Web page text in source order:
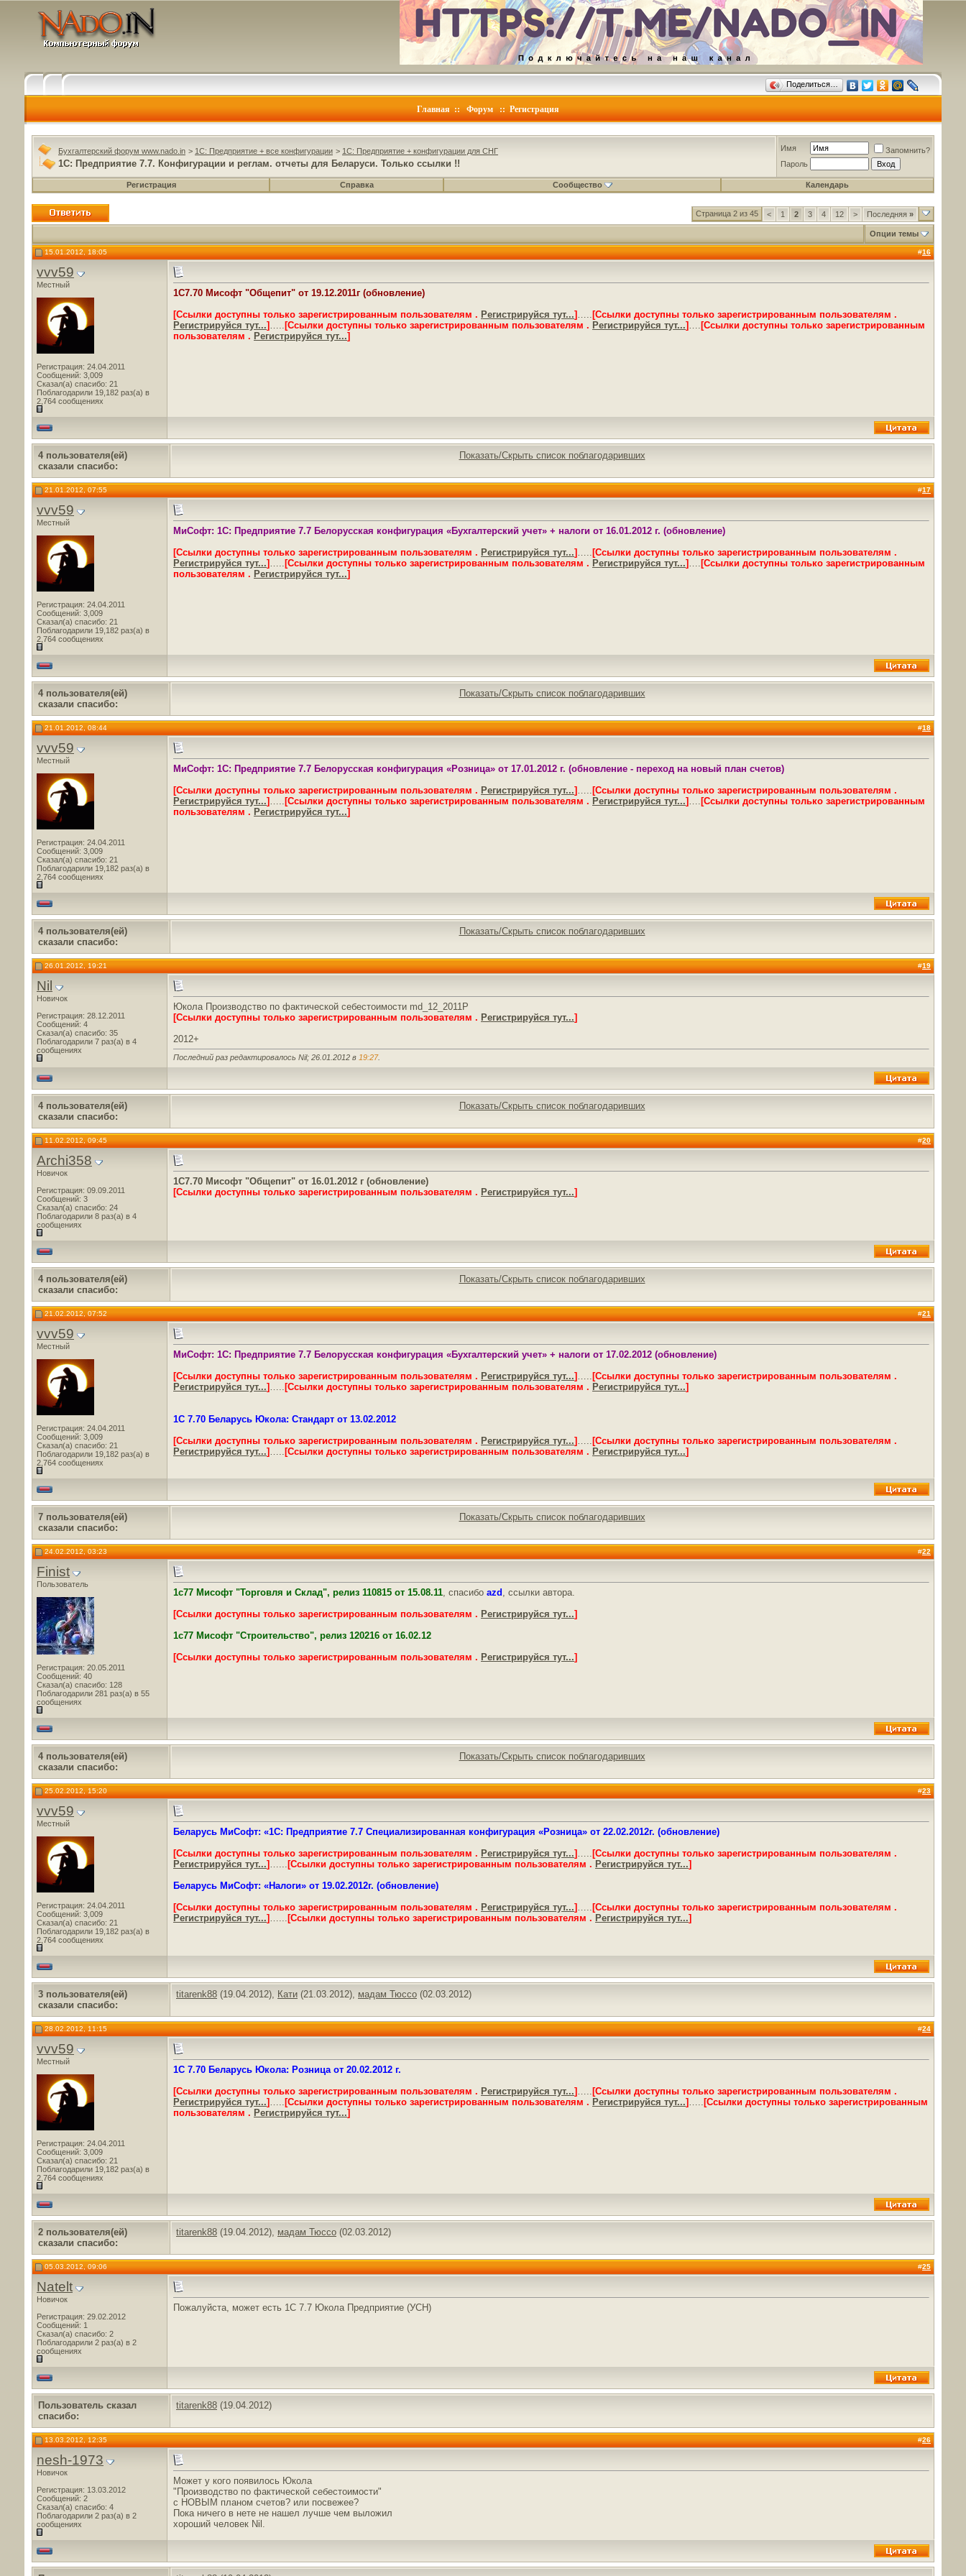
Поделиться…
Главная :: Форум:: Регистрация
Бухгалтерский форум www.nado.in > 1C: Предприятие + все конфигурации > 1C: Предприятие + конфигурации для СНГ
1С: Предприятие 7.7. Конфигурации и реглам. отчеты для Беларуси. Только ссылки !!
Имя
Запомнить?
Пароль
Регистрация Справка Сообщество Календарь
Страница 2 из 45 < 1 2 3 4 12 > Последняя »
Опции темы
15.01.2012, 18:05 #16
vvv59
Местный
Регистрация: 24.04.2011
Сообщений: 3,009
Сказал(а) спасибо: 21
Поблагодарили 19,182 раз(а) в
2,764 сообщениях
1C7.70 Мисофт "Общепит" от 19.12.2011г (обновление)
[Ссылки доступны только зарегистрированным пользователям . Регистрируйся тут...] ….. [Ссылки доступны только зарегистрированным пользователям .
Регистрируйся тут...] ….. [Ссылки доступны только зарегистрированным пользователям . Регистрируйся тут...] …. [Ссылки доступны только зарегистрированным
пользователям . Регистрируйся тут...]
4 пользователя(ей)
сказали cпасибо:
Показать/Скрыть список поблагодаривших
21.01.2012, 07:55 #17
vvv59
Местный
Регистрация: 24.04.2011
Сообщений: 3,009
Сказал(а) спасибо: 21
Поблагодарили 19,182 раз(а) в
2,764 сообщениях
МиСофт: 1С: Предприятие 7.7 Белорусская конфигурация «Бухгалтерский учет» + налоги от 16.01.2012 г. (обновление)
[Ссылки доступны только зарегистрированным пользователям . Регистрируйся тут...] ….. [Ссылки доступны только зарегистрированным пользователям .
Регистрируйся тут...] ….. [Ссылки доступны только зарегистрированным пользователям . Регистрируйся тут...] …. [Ссылки доступны только зарегистрированным
пользователям . Регистрируйся тут...]
4 пользователя(ей)
сказали cпасибо:
Показать/Скрыть список поблагодаривших
21.01.2012, 08:44 #18
vvv59
Местный
Регистрация: 24.04.2011
Сообщений: 3,009
Сказал(а) спасибо: 21
Поблагодарили 19,182 раз(а) в
2,764 сообщениях
МиСофт: 1С: Предприятие 7.7 Белорусская конфигурация «Розница» от 17.01.2012 г. (обновление - переход на новый план счетов)
[Ссылки доступны только зарегистрированным пользователям . Регистрируйся тут...] ….. [Ссылки доступны только зарегистрированным пользователям .
Регистрируйся тут...] ….. [Ссылки доступны только зарегистрированным пользователям . Регистрируйся тут...] …. [Ссылки доступны только зарегистрированным
пользователям . Регистрируйся тут...]
4 пользователя(ей)
сказали cпасибо:
Показать/Скрыть список поблагодаривших
26.01.2012, 19:21 #19
Nil
Новичок
Регистрация: 28.12.2011
Сообщений: 4
Сказал(а) спасибо: 35
Поблагодарили 7 раз(а) в 4
сообщениях
Юкола Производство по фактической себестоимости md_12_2011P
[Ссылки доступны только зарегистрированным пользователям . Регистрируйся тут...]
2012+
Последний раз редактировалось Nil; 26.01.2012 в 19:27.
4 пользователя(ей)
сказали cпасибо:
Показать/Скрыть список поблагодаривших
11.02.2012, 09:45 #20
Archi358
Новичок
Регистрация: 09.09.2011
Сообщений: 3
Сказал(а) спасибо: 24
Поблагодарили 8 раз(а) в 4
сообщениях
1C7.70 Мисофт "Общепит" от 16.01.2012 г (обновление)
[Ссылки доступны только зарегистрированным пользователям . Регистрируйся тут...]
4 пользователя(ей)
сказали cпасибо:
Показать/Скрыть список поблагодаривших
21.02.2012, 07:52 #21
vvv59
Местный
Регистрация: 24.04.2011
Сообщений: 3,009
Сказал(а) спасибо: 21
Поблагодарили 19,182 раз(а) в
2,764 сообщениях
МиСофт: 1С: Предприятие 7.7 Белорусская конфигурация «Бухгалтерский учет» + налоги от 17.02.2012 (обновление)
[Ссылки доступны только зарегистрированным пользователям . Регистрируйся тут...] ….. [Ссылки доступны только зарегистрированным пользователям .
Регистрируйся тут...] ….. [Ссылки доступны только зарегистрированным пользователям . Регистрируйся тут...]
1С 7.70 Беларусь Юкола: Стандарт от 13.02.2012
[Ссылки доступны только зарегистрированным пользователям . Регистрируйся тут...] ….. [Ссылки доступны только зарегистрированным пользователям .
Регистрируйся тут...] ….. [Ссылки доступны только зарегистрированным пользователям . Регистрируйся тут...]
7 пользователя(ей)
сказали cпасибо:
Показать/Скрыть список поблагодаривших
24.02.2012, 03:23 #22
Finist
Пользователь
Регистрация: 20.05.2011
Сообщений: 40
Сказал(а) спасибо: 128
Поблагодарили 281 раз(а) в 55
сообщениях
1с77 Мисофт "Торговля и Склад", релиз 110815 от 15.08.11, спасибо azd , ссылки автора.
[Ссылки доступны только зарегистрированным пользователям . Регистрируйся тут...]
1с77 Мисофт "Строительство", релиз 120216 от 16.02.12
[Ссылки доступны только зарегистрированным пользователям . Регистрируйся тут...]
4 пользователя(ей)
сказали cпасибо:
Показать/Скрыть список поблагодаривших
25.02.2012, 15:20 #23
vvv59
Местный
Регистрация: 24.04.2011
Сообщений: 3,009
Сказал(а) спасибо: 21
Поблагодарили 19,182 раз(а) в
2,764 сообщениях
Беларусь МиСофт: «1С: Предприятие 7.7 Специализированная конфигурация «Розница» от 22.02.2012г. (обновление)
[Ссылки доступны только зарегистрированным пользователям . Регистрируйся тут...] ….. [Ссылки доступны только зарегистрированным пользователям .
Регистрируйся тут...] …... [Ссылки доступны только зарегистрированным пользователям . Регистрируйся тут...]
Беларусь МиСофт: «Налоги» от 19.02.2012г. (обновление)
[Ссылки доступны только зарегистрированным пользователям . Регистрируйся тут...] ….. [Ссылки доступны только зарегистрированным пользователям .
Регистрируйся тут...] …... [Ссылки доступны только зарегистрированным пользователям . Регистрируйся тут...]
3 пользователя(ей)
сказали cпасибо:
titarenk88 (19.04.2012), Кати (21.03.2012), мадам Тюссо (02.03.2012)
28.02.2012, 11:15 #24
vvv59
Местный
Регистрация: 24.04.2011
Сообщений: 3,009
Сказал(а) спасибо: 21
Поблагодарили 19,182 раз(а) в
2,764 сообщениях
1C 7.70 Беларусь Юкола: Розница от 20.02.2012 г.
[Ссылки доступны только зарегистрированным пользователям . Регистрируйся тут...] ….. [Ссылки доступны только зарегистрированным пользователям .
Регистрируйся тут...] ….. [Ссылки доступны только зарегистрированным пользователям . Регистрируйся тут...] ….. [Ссылки доступны только зарегистрированным
пользователям . Регистрируйся тут...]
2 пользователя(ей)
сказали cпасибо:
titarenk88 (19.04.2012), мадам Тюссо (02.03.2012)
05.03.2012, 09:06 #25
Natelt
Новичок
Регистрация: 29.02.2012
Сообщений: 1
Сказал(а) спасибо: 2
Поблагодарили 2 раз(а) в 2
сообщениях
Пожалуйста, может есть 1С 7.7 Юкола Предприятие (УСН)
Пользователь сказал
cпасибо:
titarenk88 (19.04.2012)
13.03.2012, 12:35 #26
nesh-1973
Новичок
Регистрация: 13.03.2012
Сообщений: 2
Сказал(а) спасибо: 4
Поблагодарили 2 раз(а) в 2
сообщениях
Может у кого появилось Юкола
"Производство по фактической себестоимости"
с НОВЫМ планом счетов? или посвежее?
Пока ничего в нете не нашел лучше чем выложил
хороший человек Nil.